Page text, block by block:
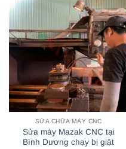
SỬA CHỮA MÁY CNC
Sửa máy Mazak CNC tại
Bình Dương chạy bị giật